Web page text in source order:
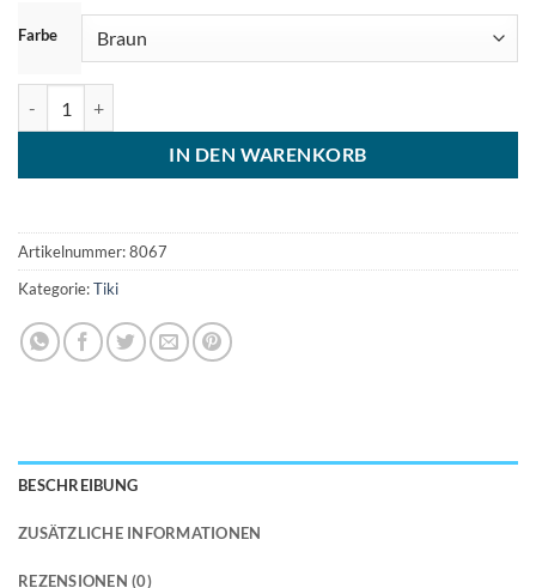
Farbe
IN DEN WARENKORB
Artikelnummer:8067
Kategorie:Tiki
BESCHREIBUNG
ZUSÄTZLICHE INFORMATIONEN
REZENSIONEN (0)